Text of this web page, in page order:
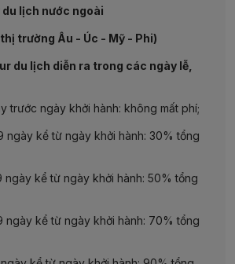
du lịch nước ngoài
trường Âu - Úc - Mỹ - Phi)
du lịch diễn ra trong các ngày lễ,
trước ngày khởi hành: không mất phí;
ngày kể từ ngày khởi hành: 30% tổng
ngày kể từ ngày khởi hành: 50% tổng
ngày kể từ ngày khởi hành: 70% tổng